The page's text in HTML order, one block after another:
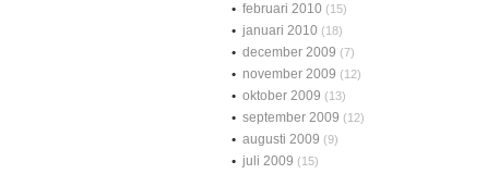
februari 2010 (15)
januari 2010 (18)
december 2009 (7)
november 2009 (12)
oktober 2009 (13)
september 2009 (12)
augusti 2009 (9)
juli 2009 (15)